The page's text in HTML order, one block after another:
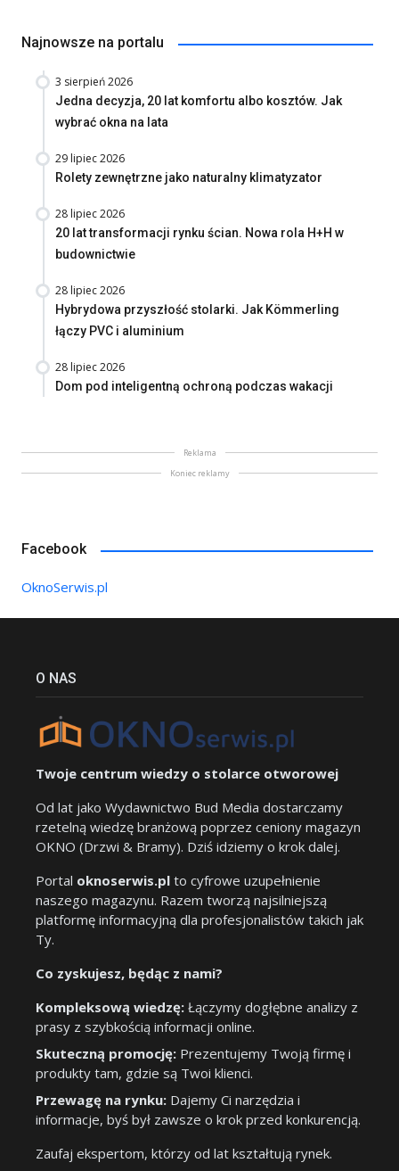
Najnowsze na portalu
3 sierpień 2026
Jedna decyzja, 20 lat komfortu albo kosztów. Jak
wybrać okna na lata
29 lipiec 2026
Rolety zewnętrzne jako naturalny klimatyzator
28 lipiec 2026
20 lat transformacji rynku ścian. Nowa rola H+H w
budownictwie
28 lipiec 2026
Hybrydowa przyszłość stolarki. Jak Kömmerling
łączy PVC i aluminium
28 lipiec 2026
Dom pod inteligentną ochroną podczas wakacji
Reklama
Koniec reklamy
Facebook
OknoSerwis.pl
O NAS
Twoje centrum wiedzy o stolarce otworowej
Od lat jako Wydawnictwo Bud Media dostarczamy
rzetelną wiedzę branżową poprzez ceniony magazyn
OKNO (Drzwi & Bramy). Dziś idziemy o krok dalej.
Portal oknoserwis.pl to cyfrowe uzupełnienie
naszego magazynu. Razem tworzą najsilniejszą
platformę informacyjną dla profesjonalistów takich jak
Ty.
Co zyskujesz, będąc z nami?
Kompleksową wiedzę: Łączymy dogłębne analizy z
prasy z szybkością informacji online.
Skuteczną promocję: Prezentujemy Twoją firmę i
produkty tam, gdzie są Twoi klienci.
Przewagę na rynku: Dajemy Ci narzędzia i
informacje, byś był zawsze o krok przed konkurencją.
Zaufaj ekspertom, którzy od lat kształtują rynek.